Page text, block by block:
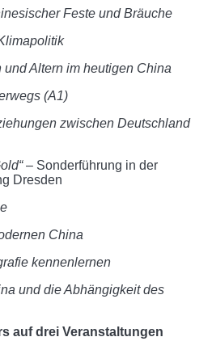
Feste und Bräuche
Altern im heutigen China
(A1)
zwischen Deutschland
– Sonderführung in der
Dresden
China
kennenlernen
und die Abhängigkeit des
auf drei Veranstaltungen